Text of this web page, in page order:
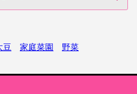
豆 家庭菜園 野菜